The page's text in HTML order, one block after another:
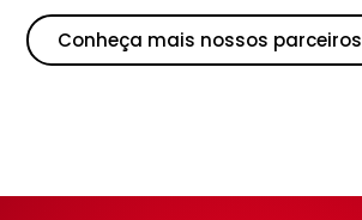
Conheça mais nossos parceiros